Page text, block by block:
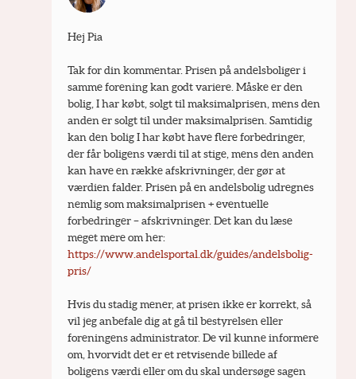
Hej Pia
Tak for din kommentar. Prisen på andelsboliger i
samme forening kan godt variere. Måske er den
bolig, I har købt, solgt til maksimalprisen, mens den
anden er solgt til under maksimalprisen. Samtidig
kan den bolig I har købt have flere forbedringer,
der får boligens værdi til at stige, mens den anden
kan have en række afskrivninger, der gør at
værdien falder. Prisen på en andelsbolig udregnes
nemlig som maksimalprisen + eventuelle
forbedringer – afskrivninger. Det kan du læse
meget mere om her:
https://www.andelsportal.dk/guides/andelsbolig-
pris/
Hvis du stadig mener, at prisen ikke er korrekt, så
vil jeg anbefale dig at gå til bestyrelsen eller
foreningens administrator. De vil kunne informere
om, hvorvidt det er et retvisende billede af
boligens værdi eller om du skal undersøge sagen